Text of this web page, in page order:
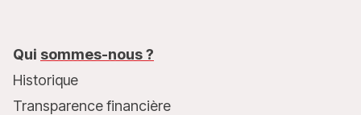
Qui sommes-nous ?
Historique
Transparence financière